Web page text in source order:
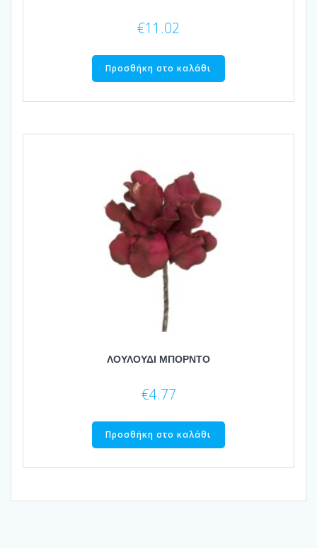
€11.02
Προσθήκη στο καλάθι
ΛΟΥΛΟΥΔΙ ΜΠΟΡΝΤΟ
€4.77
Προσθήκη στο καλάθι